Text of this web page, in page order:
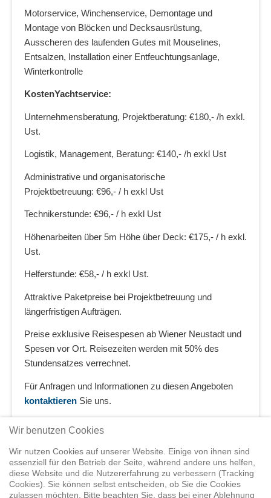
Motorservice, Winchenservice, Demontage und
Montage von Blöcken und Decksausrüstung,
Ausscheren des laufenden Gutes mit Mouselines,
Entsalzen, Installation einer Entfeuchtungsanlage,
Winterkontrolle
KostenYachtservice:
Unternehmensberatung, Projektberatung: €180,- /h exkl.
Ust.
Logistik, Management, Beratung: €140,- /h exkl Ust
Administrative und organisatorische
Projektbetreuung: €96,- / h exkl Ust
Technikerstunde: €96,- / h exkl Ust
Höhenarbeiten über 5m Höhe über Deck: €175,- / h exkl.
Ust.
Helferstunde: €58,- / h exkl Ust.
Attraktive Paketpreise bei Projektbetreuung und
längerfristigen Aufträgen.
Preise exklusive Reisespesen ab Wiener Neustadt und
Spesen vor Ort. Reisezeiten werden mit 50% des
Stundensatzes verrechnet.
Für Anfragen und Informationen zu diesen Angeboten
kontaktieren Sie uns.
Home Shop Trainings Segeltörns Service Elvstrøm
Wir benutzen Cookies
Wir nutzen Cookies auf unserer Website. Einige von ihnen sind
essenziell für den Betrieb der Seite, während andere uns helfen,
diese Website und die Nutzererfahrung zu verbessern (Tracking
Cookies). Sie können selbst entscheiden, ob Sie die Cookies
zulassen möchten. Bitte beachten Sie, dass bei einer Ablehnung